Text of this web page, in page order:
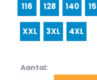
116 128 140
XXL 3XL 4XL
Aantal: